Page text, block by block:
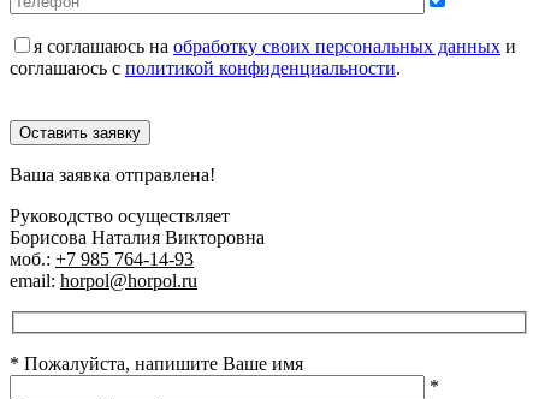
я соглашаюсь на обработку своих персональных данных и
соглашаюсь с политикой конфиденциальности.
Оставить заявку
Ваша заявка отправлена!
Руководство осуществляет
Борисова Наталия Викторовна
моб.: +7 985 764-14-93
email: horpol@horpol.ru
* Пожалуйста, напишите Ваше имя
*